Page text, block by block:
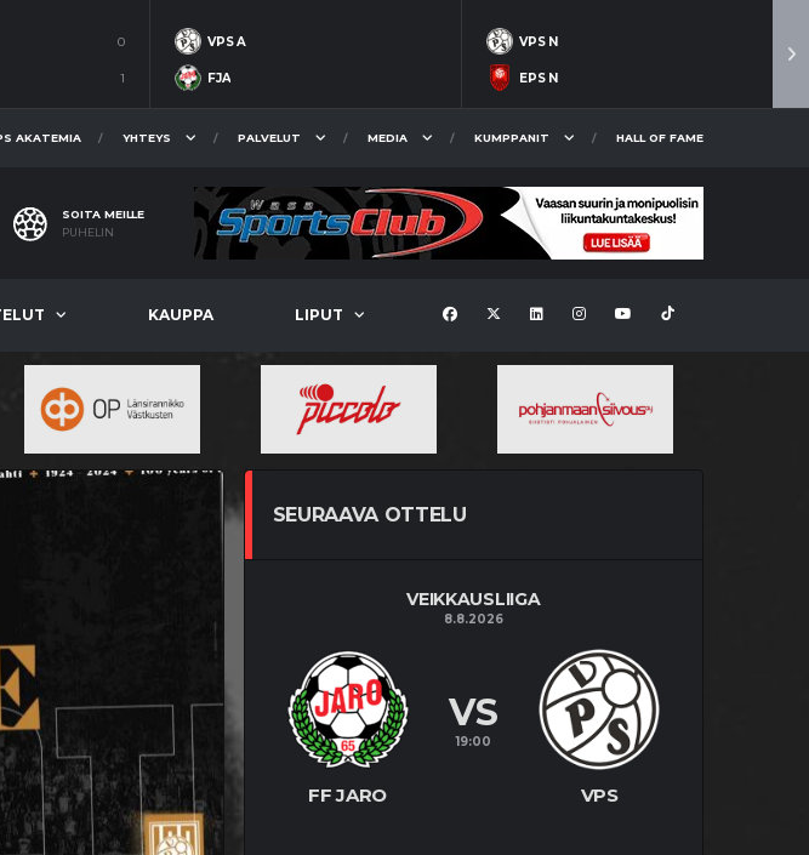
0
1
VPS A
FJA
VPS N
EPS N
AKATEMIA YHTEYS PALVELUT MEDIA KUMPPANIT HALL OF FAME
SOITA MEILLE
PUHELIN
KAUPPA LIPUT
SEURAAVA OTTELU
VEIKKAUSLIIGA
8.8.2026
FF JARO VPS
VS
19:00